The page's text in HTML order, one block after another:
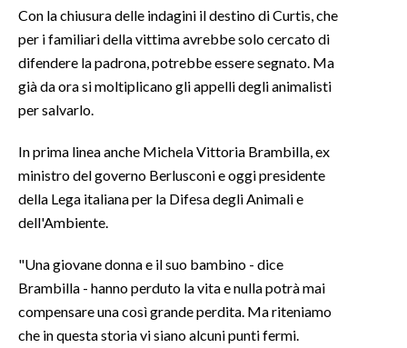
Con la chiusura delle indagini il destino di Curtis, che
per i familiari della vittima avrebbe solo cercato di
difendere la padrona, potrebbe essere segnato. Ma
già da ora si moltiplicano gli appelli degli animalisti
per salvarlo.
In prima linea anche Michela Vittoria Brambilla, ex
ministro del governo Berlusconi e oggi presidente
della Lega italiana per la Difesa degli Animali e
dell'Ambiente.
"Una giovane donna e il suo bambino - dice
Brambilla - hanno perduto la vita e nulla potrà mai
compensare una così grande perdita. Ma riteniamo
che in questa storia vi siano alcuni punti fermi.